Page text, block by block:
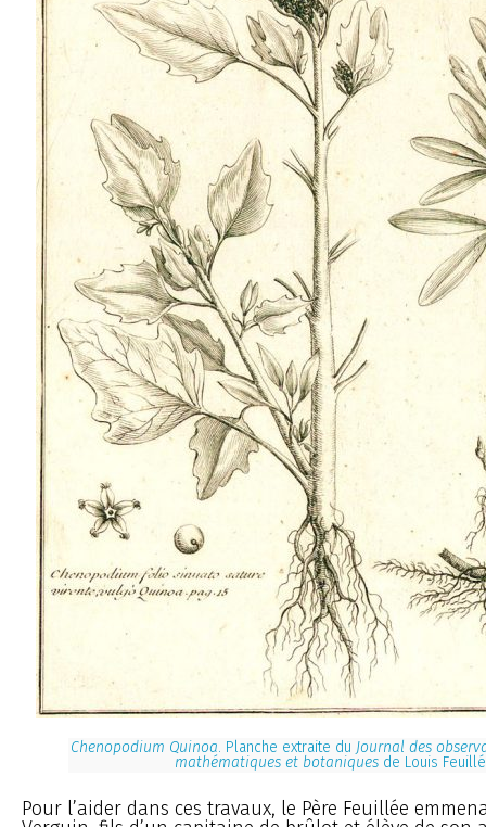
Chenopodium Quinoa. Planche extraite du Journal des
mathématiques et botaniquesde Louis
Pour l’aider dans ces travaux, le Père Feuillée